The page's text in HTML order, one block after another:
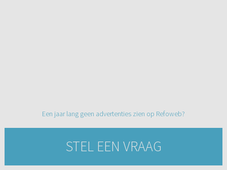
Een jaar lang geen advertenties zien op Refoweb?
STEL EEN VRAAG